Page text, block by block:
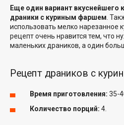
Еще один вариант вкуснейшего
драники с куриным фаршем .
использовать мелко нарезанное
рецепт очень нравится тем, что
маленьких драников, а один
Рецепт драников с
Время приготовления: 35-
Количество порций: 4.